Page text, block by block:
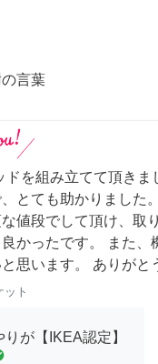
言葉
ドを組み立てて頂き
とても助かりました
値段でして頂け、取
かったです。 また
思います。 ありがと
ット
りが【IKEA認定】